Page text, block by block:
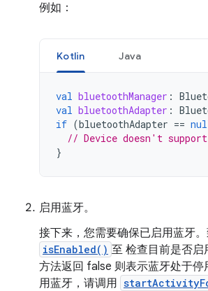
例如：
Kotlin Java
val bluetoothManager :
val bluetoothAdapter :
if (bluetoothAdapter ==
// Device doesn't
}
启用蓝牙。
接下来，您需要确保已启用蓝牙
isEnabled() 至 检查目前是否
方法返回 false 则表示蓝牙处于停
用蓝牙，请调用